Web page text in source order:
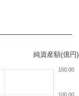
純資産額(億円)
100.00
150.00